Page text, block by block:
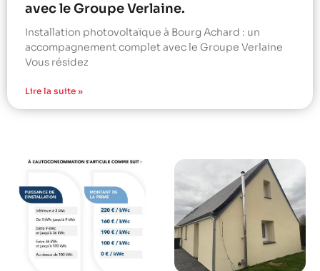
avec le Groupe Verlaine.
Installation photovoltaïque à Bourg Achard : un
accompagnement complet avec le Groupe Verlaine
Vous résidez
Lire la suite »